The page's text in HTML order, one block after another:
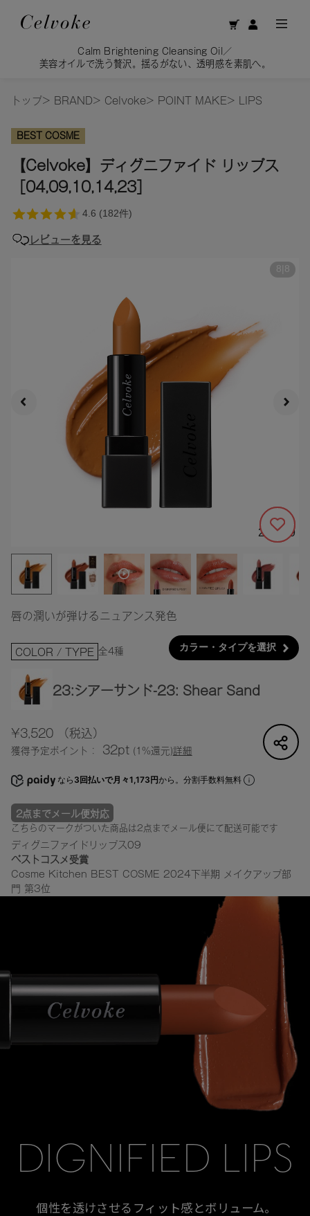
Calm Brightening Cleansing Oil／
美容オイルで洗う贅沢。揺るがない、透明感を素肌へ。
トップ> BRAND> Celvoke> POINT MAKE> LIPS
BEST COSME
【Celvoke】ディグニファイド リップス
［04,09,10,14,23］
レビューを見る
8 8
211899
唇の潤いが弾けるニュアンス発色
COLOR / TYPE 全4種 カラー・タイプを選択
23:シアーサンド-23: Shear Sand
¥3,520（税込）
獲得予定ポイント： 32pt (1%還元)詳細
なら 3回払いで月々1,173円から。分割手数料無料
2点までメール便対応
こちらのマークがついた商品は2点までメール便にて配送可能です
ディグニファイドリップス09
ベストコスメ受賞
Cosme Kitchen BEST COSME 2024下半期 メイクアップ部
門 第3位
DIGNIFIED LIPS
個性を透けさせるフィット感とボリューム。